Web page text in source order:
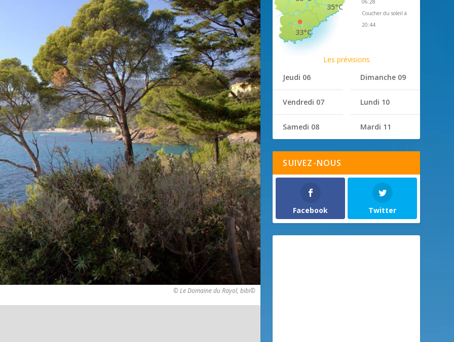
© Le Domaine du Rayol, bibi©
35°C
33°C
06:28
Coucher du soleil à
20:44
Les prévisions
Jeudi 06
Vendredi 07
Samedi 08
Dimanche 09
Lundi 10
Mardi 11
SUIVEZ-NOUS
Facebook Twitter